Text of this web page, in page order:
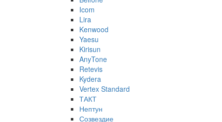
Icom
Lira
Kenwood
Yaesu
Kirisun
AnyTone
Retevis
Kydera
Vertex Standard
ТАКТ
Нептун
Созвездие